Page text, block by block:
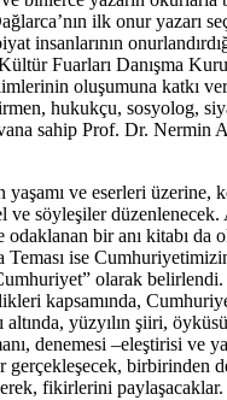
ilk onur yazarı
insanlarının
Fuarları Danışma
oluşumuna katkı
hukukçu, sosyolog,
sahip Prof. Dr. Nermin
yaşamı ve eserleri üzerine,
ve söyleşiler düzenlenecek.
odaklanan bir anı kitabı da
Teması ise
olarak
kapsamında,
altında, yüzyılın şiiri,
denemesi –eleştirisi ve
gerçekleşecek, birbirinden
fikirlerini paylaşacaklar.